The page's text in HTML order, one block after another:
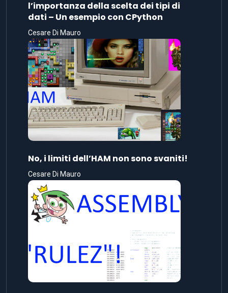
l’importanza della scelta dei tipi di
dati – Un esempio con CPython
Cesare Di Mauro
No, i limiti dell’HAM non sono svaniti!
Cesare Di Mauro